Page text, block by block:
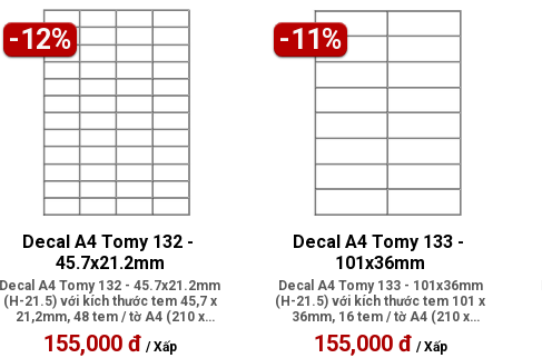
-12%
Decal A4 Tomy 132 -
45.7x21.2mm
Decal A4 Tomy 132 - 45.7x21.2mm
(H-21.5) với kích thước tem 45,7 x
21,2mm, 48 tem / tờ A4 (210 x
297..
155,000 đ / Xấp
-11%
Decal A4 Tomy 133 -
101x36mm
Decal A4 Tomy 133 - 101x36mm
(H-21.5) với kích thước tem 101 x
36mm, 16 tem / tờ A4 (210 x
297mm), c..
155,000 đ / Xấp